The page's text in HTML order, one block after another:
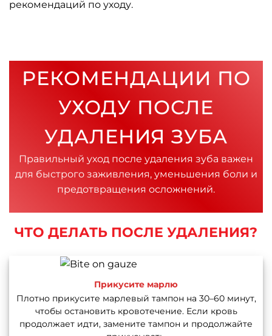
рекомендаций по уходу.
РЕКОМЕНДАЦИИ ПО
УХОДУ ПОСЛЕ
УДАЛЕНИЯ ЗУБА
Правильный уход после удаления зуба важен
для быстрого заживления, уменьшения боли и
предотвращения осложнений.
ЧТО ДЕЛАТЬ ПОСЛЕ УДАЛЕНИЯ?
Прикусите марлю
Плотно прикусите марлевый тампон на 30–60 минут,
чтобы остановить кровотечение. Если кровь
продолжает идти, замените тампон и продолжайте